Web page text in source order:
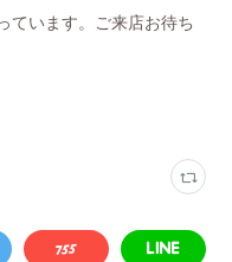
ています。ご来店お待ち